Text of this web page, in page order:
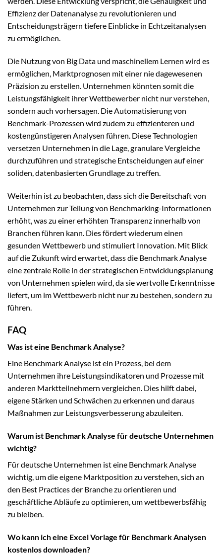
Effizienz der Datenanalyse zu revolutionieren und
Entscheidungsträgern tiefere Einblicke in Echtzeitanalysen
zu ermöglichen.
Die Nutzung von Big Data und maschinellem Lernen wird es
ermöglichen, Marktprognosen mit einer nie dagewesenen
Präzision zu erstellen. Unternehmen könnten somit die
Leistungsfähigkeit ihrer Wettbewerber nicht nur verstehen,
sondern auch vorhersagen. Die Automatisierung von
Benchmark-Prozessen wird zudem zu effizienteren und
kostengünstigeren Analysen führen. Diese Technologien
versetzen Unternehmen in die Lage, granulare Vergleiche
durchzuführen und strategische Entscheidungen auf einer
soliden, datenbasierten Grundlage zu treffen.
Weiterhin ist zu beobachten, dass sich die Bereitschaft von
Unternehmen zur Teilung von Benchmarking-Informationen
erhöht, was zu einer erhöhten Transparenz innerhalb von
Branchen führen kann. Dies fördert wiederum einen
gesunden Wettbewerb und stimuliert Innovation. Mit Blick
auf die Zukunft wird erwartet, dass die Benchmark Analyse
eine zentrale Rolle in der strategischen Entwicklungsplanung
von Unternehmen spielen wird, da sie wertvolle Erkenntnisse
liefert, um im Wettbewerb nicht nur zu bestehen, sondern zu
führen.
FAQ
Was ist eine Benchmark Analyse?
Eine Benchmark Analyse ist ein Prozess, bei dem
Unternehmen ihre Leistungsindikatoren und Prozesse mit
anderen Marktteilnehmern vergleichen. Dies hilft dabei,
eigene Stärken und Schwächen zu erkennen und daraus
Maßnahmen zur Leistungsverbesserung abzuleiten.
Warum ist Benchmark Analyse für deutsche Unternehmen
wichtig?
Für deutsche Unternehmen ist eine Benchmark Analyse
wichtig, um die eigene Marktposition zu verstehen, sich an
den Best Practices der Branche zu orientieren und
geschäftliche Abläufe zu optimieren, um wettbewerbsfähig
zu bleiben.
Wo kann ich eine Excel Vorlage für Benchmark Analysen
kostenlos downloaden?